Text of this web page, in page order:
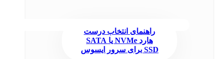
راهنمای انتخاب درست
هارد NVMe یا SATA
SSD برای سرور ایسوس